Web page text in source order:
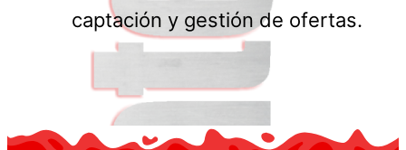
captación y gestión de ofertas.